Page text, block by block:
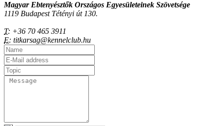
Magyar Ebtenyésztők Országos Egyesületeinek Szövetsége
1119 Budapest Tétényi út 130.
T: +36 70 465 3911
E: titkarsag@kennelclub.hu